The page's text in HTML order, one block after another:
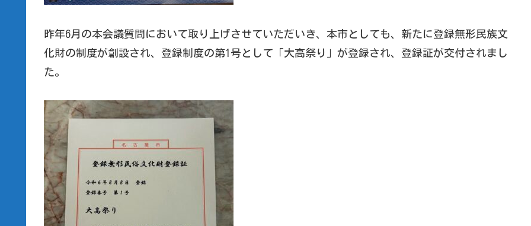
昨年6月の本会議質問において取り上げさせていただいき、本市としても、新たに登録無形民族文
化財の制度が創設され、登録制度の第1号として「大高祭り」が登録され、登録証が交付されまし
た。